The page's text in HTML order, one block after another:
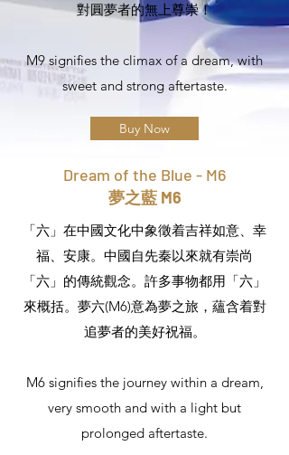
對圓夢者的無上尊崇！
M9 signifies the climax of a dream, with
sweet and strong aftertaste.
Buy Now
Dream of the Blue - M6
夢之藍 M6
「六」在中國文化中象徵着吉祥如意、幸
福、安康。中國自先秦以來就有崇尚
「六」的傳統觀念。許多事物都用「六」
來概括。夢六(M6)意為夢之旅，蘊含着對
追夢者的美好祝福。
M6 signifies the journey within a dream,
very smooth and with a light but
prolonged aftertaste.